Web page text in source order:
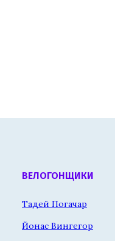
ВЕЛОГОНЩИКИ
Тадей Погачар
Йонас Вингегор